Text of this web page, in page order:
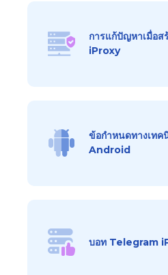
การแก้ปัญหาเมื่อส
iProxy
ข้อกำหนดทางเท
Android
บอท Telegram